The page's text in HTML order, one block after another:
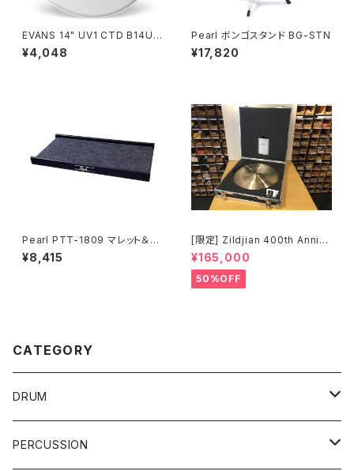
EVANS 14" UV1 CTD B14UV
1
¥4,048
Pearl ボンゴスタンド BG-STN
¥17,820
Pearl PTT-1809 マレット＆ス
ティックテーブル
¥8,415
[限定] Zildjian 400th Anniv
ersary Limited Edition Vaul
t Cymbals Vintage A Ride
20" 1697g No.80 /200
¥165,000
50%OFF
CATEGORY
DRUM
DRUM SET
PERCUSSION